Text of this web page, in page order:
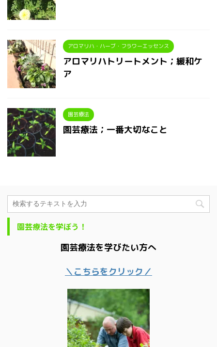
アロマリハ・ハーブ・フラワーエッセンス
アロマリハトリートメント；緩和ケ
ア
園芸療法
園芸療法；一番大切なこと
園芸療法を学ぼう！
園芸療法を学びたい方へ
＼こちらをクリック／